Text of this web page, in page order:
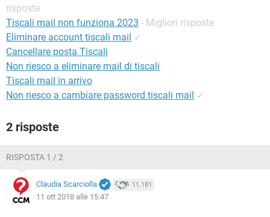
risposte
Tiscali mail non funziona 2023 - Migliori risposte
Eliminare account tiscali mail ✓
Cancellare posta Tiscali
Non riesco a eliminare mail di tiscali
Tiscali mail in arrivo
Non riesco a cambiare password tiscali mail ✓
2 risposte
RISPOSTA 1 / 2
Claudia Scarciolla 11.181
11 ott 2018 alle 15:47